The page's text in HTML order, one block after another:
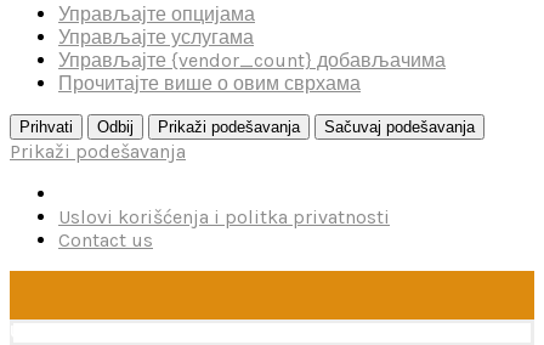
Управљајте опцијама
Управљајте услугама
Управљајте {vendor_count} добављачима
Прочитајте више о овим сврхама
Prihvati Odbij Prikaži podešavanja Sačuvaj podešavanja
Prikaži podešavanja
Uslovi korišćenja i politka privatnosti
Contact us